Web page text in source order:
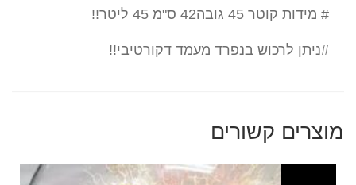
# מידות קוטר 45 גובה42 ס"מ 45 ליטר!!
#ניתן לרכוש בנפרד מעמד דקורטיבי!!
מוצרים קשורים